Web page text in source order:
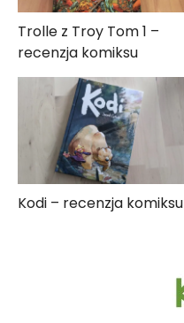
Trolle z Troy Tom 1 –
recenzja komiksu
Kodi – recenzja komiksu